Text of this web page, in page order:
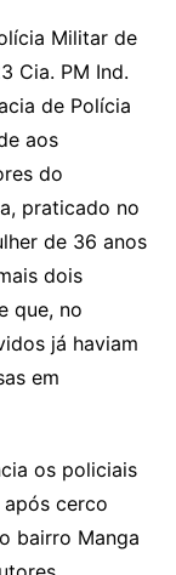
Militar de
Cia. PM Ind.
de Polícia
aos
do
praticado no
de 36 anos
dois
que, no
já haviam
em
os policiais
cerco
bairro Manga